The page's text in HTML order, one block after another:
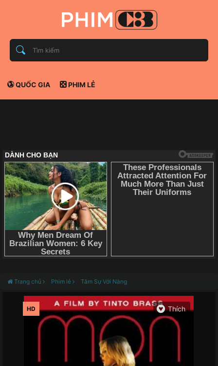
QUỐC GIA PHIM LẺ
Trang chủ Phim lẻ Tâm Sự Với Nàng
HD